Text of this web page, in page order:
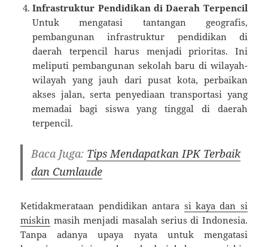
Infrastruktur Pendidikan di Daerah Terpencil
Untuk mengatasi tantangan geografis,
pembangunan infrastruktur pendidikan di
daerah terpencil harus menjadi prioritas. Ini
meliputi pembangunan sekolah baru di wilayah-
wilayah yang jauh dari pusat kota, perbaikan
akses jalan, serta penyediaan transportasi yang
memadai bagi siswa yang tinggal di daerah
terpencil.
Baca Juga: Tips Mendapatkan IPK Terbaik
dan Cumlaude
Ketidakmerataan pendidikan antara si kaya dan si
miskin masih menjadi masalah serius di Indonesia.
Tanpa adanya upaya nyata untuk mengatasi